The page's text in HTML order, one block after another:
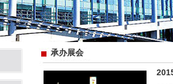
承办展会